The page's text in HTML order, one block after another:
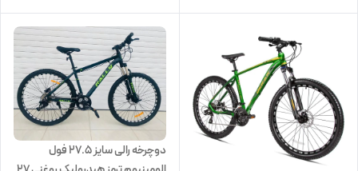
دوچرخه رالی سایز ۲۷.۵ فول